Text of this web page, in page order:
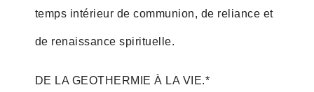
temps intérieur de communion, de reliance et
de renaissance spirituelle.
DE LA GEOTHERMIE À LA VIE.*